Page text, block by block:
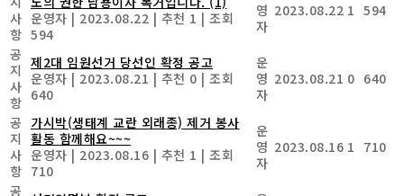
사
항
운영자 | 2023.08.22 | 추천 1 | 조회
594
영
자
2023.08.22 1 594
공
지
사
항
제2대 임원선거 당선인 확정 공고
운영자 | 2023.08.21 | 추천 0 | 조회
640
운
영
자
2023.08.21 0 640
공
지
사
항
가시박(생태계 교란 외래종) 제거 봉사
활동 함께해요~~~
운영자 | 2023.08.16 | 추천 1 | 조회
710
운
영
자
2023.08.16 1 710
공